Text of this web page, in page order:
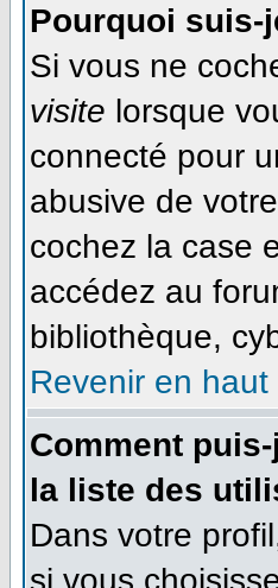
Pourquoi suis-
Si vous ne
visite lorsque
connecté pour
abusive de
cochez la case
accédez au
bibliothèque,
Revenir en
Comment
la liste des
Dans votre
si vous